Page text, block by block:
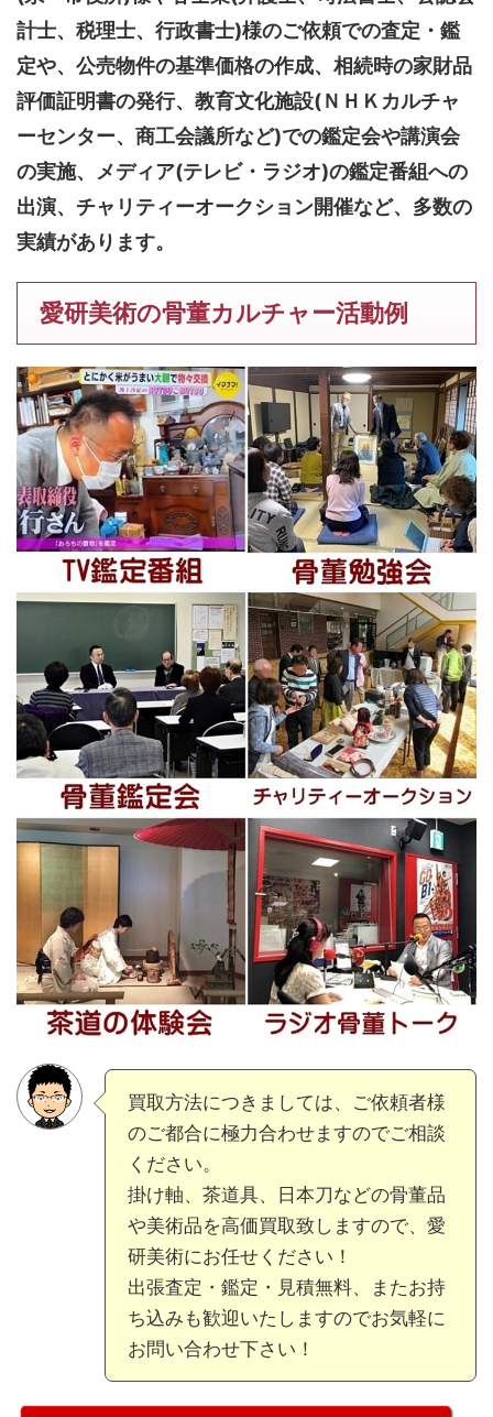
計士、税理士、行政書士)様のご依頼での査定・鑑
定や、公売物件の基準価格の作成、相続時の家財品
評価証明書の発行、教育文化施設(ＮＨＫカルチャ
ーセンター、商工会議所など)での鑑定会や講演会
の実施、メディア(テレビ・ラジオ)の鑑定番組への
出演、チャリティーオークション開催など、多数の
実績があります。
愛研美術の骨董カルチャー活動例
買取方法につきましては、ご依頼者様
のご都合に極力合わせますのでご相談
ください。
掛け軸、茶道具、日本刀などの骨董品
や美術品を高価買取致しますので、愛
研美術にお任せください！
出張査定・鑑定・見積無料、またお持
ち込みも歓迎いたしますのでお気軽に
お問い合わせ下さい！